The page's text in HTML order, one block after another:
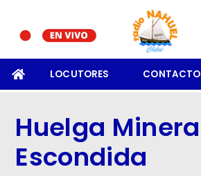
LOCUTORES CONTACTO
Huelga Minera
Escondida